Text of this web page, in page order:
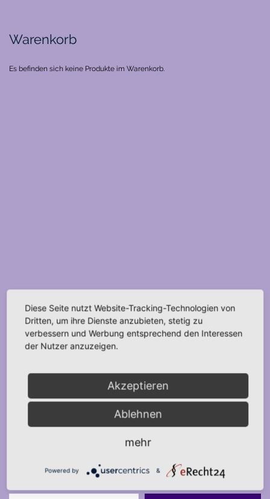
Warenkorb
Es befinden sich keine Produkte im Warenkorb.
Diese Seite nutzt Website-Tracking-Technologien von
Dritten, um ihre Dienste anzubieten, stetig zu
verbessern und Werbung entsprechend den Interessen
der Nutzer anzuzeigen.
Akzeptieren
Ablehnen
mehr
Powered by &